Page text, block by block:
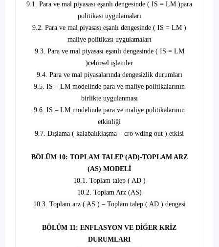
9.1. Para ve mal piyasası eşanlı dengesinde ( IS = LM )para
politikası uygulamaları
9.2. Para ve mal piyasası eşanlı dengesinde ( IS = LM )
maliye politikası uygulamaları
9.3. Para ve mal piyasası eşanlı dengesinde ( IS = LM
)cebirsel işlemler
9.4. Para ve mal piyasalarında dengesizlik durumları
9.5. IS – LM modelinde para ve maliye politikalarının
birlikte uygulanması
9.6. IS – LM modelinde para ve maliye politikalarının
etkinliği
9.7. Dışlama ( kalabalıklaşma – cro wding out ) etkisi
BÖLÜM 10: TOPLAM TALEP (AD)-TOPLAM ARZ
(AS) MODELİ
10.1. Toplam talep ( AD )
10.2. Toplam Arz (AS)
10.3. Toplam arz ( AS ) – Toplam talep ( AD ) dengesi
BÖLÜM 11: ENFLASYON VE DİĞER KRİZ
DURUMLARI